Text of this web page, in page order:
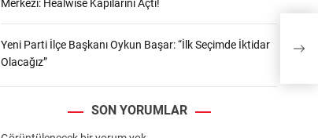
Merkezi: Healwise Kapılarını Açtı!
Yeni Parti İlçe Başkanı Oykun Başar: “İlk Seçimde İktidar
Olacağız”
SON YORUMLAR